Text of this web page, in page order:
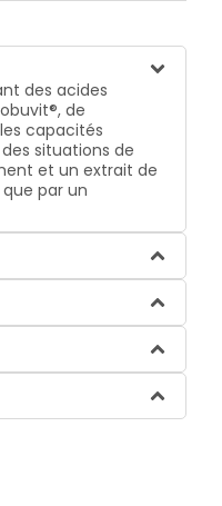
des acides
de
capacités
situations de
et un extrait de
par un